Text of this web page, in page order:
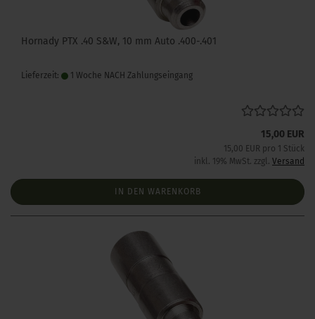
Hornady PTX .40 S&W, 10 mm Auto .400-.401
Lieferzeit: 1 Woche NACH Zahlungseingang
15,00 EUR
15,00 EUR pro 1 Stück
inkl. 19% MwSt. zzgl. Versand
IN DEN WARENKORB